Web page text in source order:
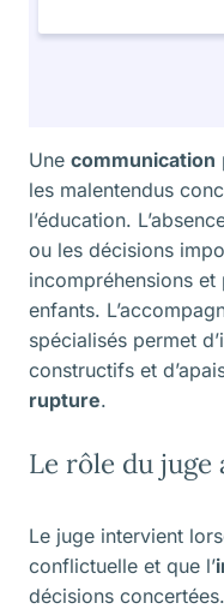
Une communication
les malentendus
l’éducation.
ou les décisions
incompréhensions et
enfants.
spécialisés permet
constructifs et
rupture.
Le rôle du
Le juge intervient
conflictuelle et que l’
décisions